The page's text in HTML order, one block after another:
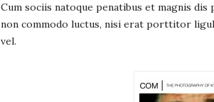
Cum sociis natoque penatibus et magnis
non commodo luctus, nisi erat porttitor
vel.